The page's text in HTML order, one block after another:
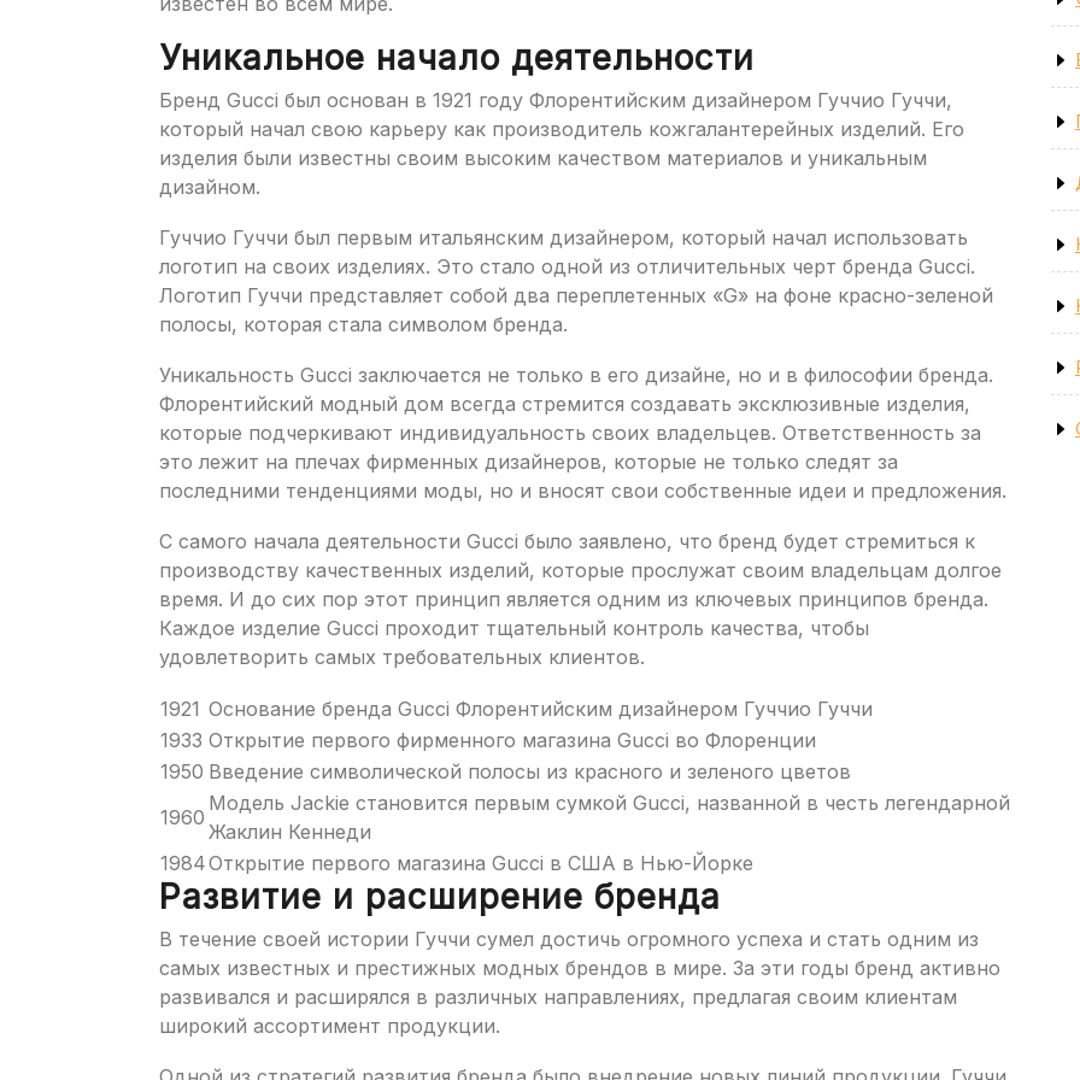
Уникальное начало деятельности
Бренд Gucci был основан в 1921 году Флорентийским дизайнером Гуччио Гуччи,
который начал свою карьеру как производитель кожгалантерейных изделий. Его
изделия были известны своим высоким качеством материалов и уникальным
дизайном.
Гуччио Гуччи был первым итальянским дизайнером, который начал использовать
логотип на своих изделиях. Это стало одной из отличительных черт бренда Gucci.
Логотип Гуччи представляет собой два переплетенных «G» на фоне красно-зеленой
полосы, которая стала символом бренда.
Уникальность Gucci заключается не только в его дизайне, но и в философии бренда.
Флорентийский модный дом всегда стремится создавать эксклюзивные изделия,
которые подчеркивают индивидуальность своих владельцев. Ответственность за
это лежит на плечах фирменных дизайнеров, которые не только следят за
последними тенденциями моды, но и вносят свои собственные идеи и предложения.
С самого начала деятельности Gucci было заявлено, что бренд будет стремиться к
производству качественных изделий, которые прослужат своим владельцам долгое
время. И до сих пор этот принцип является одним из ключевых принципов бренда.
Каждое изделие Gucci проходит тщательный контроль качества, чтобы
удовлетворить самых требовательных клиентов.
1921 Основание бренда Gucci Флорентийским дизайнером Гуччио Гуччи
1933 Открытие первого фирменного магазина Gucci во Флоренции
1950 Введение символической полосы из красного и зеленого цветов
1960
Модель Jackie становится первым сумкой Gucci, названной в честь легендарной
Жаклин Кеннеди
1984Открытие первого магазина Gucci в США в Нью-Йорке
Развитие и расширение бренда
В течение своей истории Гуччи сумел достичь огромного успеха и стать одним из
самых известных и престижных модных брендов в мире. За эти годы бренд активно
развивался и расширялся в различных направлениях, предлагая своим клиентам
широкий ассортимент продукции.